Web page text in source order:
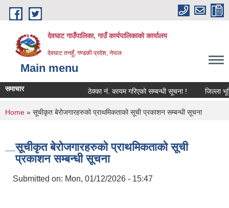
Skip to main content
देवघाट गाउँपालिका, गाउँ कार्यपालिकाको कार्यालय
देवघाट तनहुँ, गण्डकी प्रदेश, नेपाल
Main menu
समाचार ठेक्का नंं. कायम गरिएको सम्बन्धी सूचना ! जिल्ला
You are here
Home » सूचीकृत बेरोजगारहरुको प्राथमिकताको सूची प्रकाशन सम्बन्धी सूचना
सूचीकृत बेरोजगारहरुको प्राथमिकताको सूची
प्रकाशन सम्बन्धी सूचना
Submitted on: Mon, 01/12/2026 - 15:47